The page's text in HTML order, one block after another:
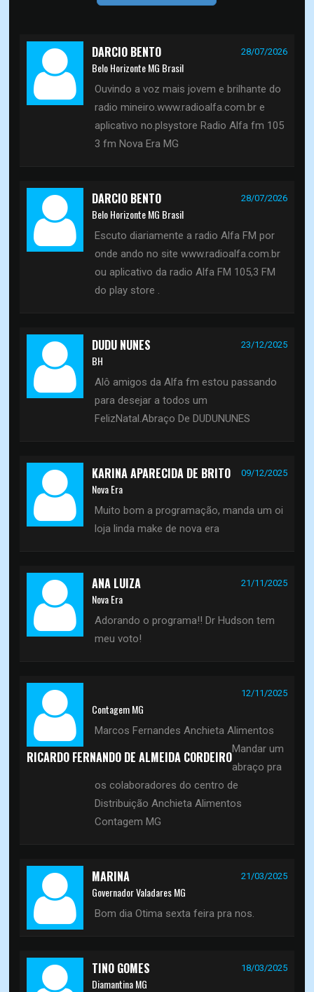
DARCIO BENTO 28/07/2026
Belo Horizonte MG Brasil
Ouvindo a voz mais jovem e brilhante do
radio mineiro.www.radioalfa.com.br e
aplicativo no.plsystore Radio Alfa fm 105
3 fm Nova Era MG
DARCIO BENTO 28/07/2026
Belo Horizonte MG Brasil
Escuto diariamente a radio Alfa FM por
onde ando no site www.radioalfa.com.br
ou aplicativo da radio Alfa FM 105,3 FM
do play store .
DUDU NUNES 23/12/2025
BH
Alô amigos da Alfa fm estou passando
para desejar a todos um
FelizNatal.Abraço De DUDUNUNES
KARINA APARECIDA DE BRITO 09/12/2025
Nova Era
Muito bom a programação, manda um oi
loja linda make de nova era
ANA LUIZA 21/11/2025
Nova Era
Adorando o programa!! Dr Hudson tem
meu voto!
RICARDO FERNANDO DE ALMEIDA CORDEIRO
12/11/2025
Contagem MG
Marcos Fernandes Anchieta Alimentos
Mandar um
abraço pra
os colaboradores do centro de
Distribuição Anchieta Alimentos
Contagem MG
MARINA 21/03/2025
Governador Valadares MG
Bom dia Otima sexta feira pra nos.
TINO GOMES 18/03/2025
Diamantina MG